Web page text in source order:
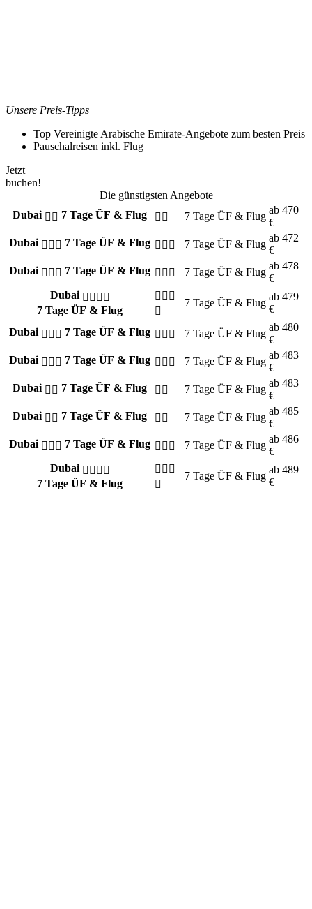
Unsere Preis-Tipps
Top Vereinigte Arabische Emirate-Angebote zum besten Preis
Pauschalreisen inkl. Flug
Jetzt
buchen!
Die günstigsten Angebote
Dubai
7 Tage ÜF & Flug 7 Tage ÜF & Flug
ab 470
€
Dubai
7 Tage ÜF & Flug 7 Tage ÜF & Flug
ab 472
€
Dubai
7 Tage ÜF & Flug 7 Tage ÜF & Flug
ab 478
€
Dubai
7 Tage ÜF & Flug
7 Tage ÜF & Flug
ab 479
€
Dubai
7 Tage ÜF & Flug 7 Tage ÜF & Flug
ab 480
€
Dubai
7 Tage ÜF & Flug 7 Tage ÜF & Flug
ab 483
€
Dubai
7 Tage ÜF & Flug 7 Tage ÜF & Flug
ab 483
€
Dubai
7 Tage ÜF & Flug 7 Tage ÜF & Flug
ab 485
€
Dubai
7 Tage ÜF & Flug 7 Tage ÜF & Flug
ab 486
€
Dubai
7 Tage ÜF & Flug
7 Tage ÜF & Flug
ab 489
€